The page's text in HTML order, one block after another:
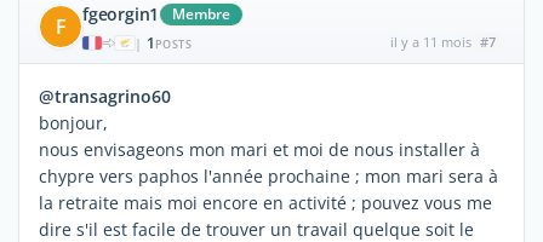
F fgeorgin1 Membre
| 1 POSTS il y a 11 mois #7
@transagrino60
bonjour,
nous envisageons mon mari et moi de nous installer à
chypre vers paphos l'année prochaine ; mon mari sera à
la retraite mais moi encore en activité ; pouvez vous me
dire s'il est facile de trouver un travail quelque soit le